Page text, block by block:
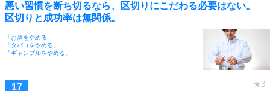
悪い習慣を断ち切るなら、区切りにこだわる必要はない。
区切りと成功率は無関係。
「お酒をやめる」
「タバコをやめる」
「ギャンブルをやめる」